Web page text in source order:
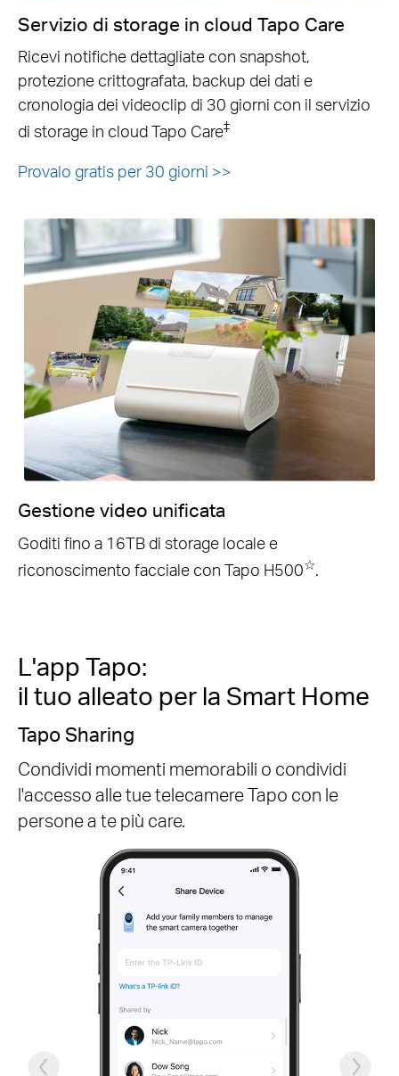
Servizio di storage in cloud Tapo Care
Ricevi notifiche dettagliate con snapshot,
protezione crittografata, backup dei dati e
cronologia dei videoclip di 30 giorni con il servizio
di storage in cloud Tapo Care‡
Provalo gratis per 30 giorni >>
Gestione video unificata
Goditi fino a 16TB di storage locale e
riconoscimento facciale con Tapo H500☆
L'app Tapo:
il tuo alleato per la Smart Home
Zoom AI intelligente
Quando la telecamera rileva un oggetto, lo
ingrandisce in automatico e lo segue in
movimento.